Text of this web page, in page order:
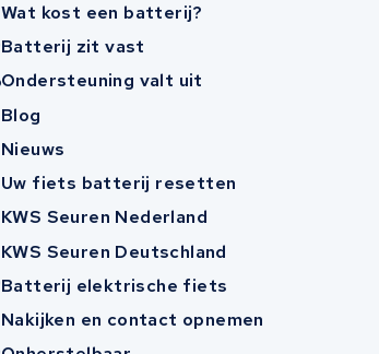
Wat kost een batterij?
Batterij zit vast
Ondersteuning valt uit
Blog
Nieuws
Uw fiets batterij resetten
KWS Seuren Nederland
KWS Seuren Deutschland
Batterij elektrische fiets
Nakijken en contact opnemen